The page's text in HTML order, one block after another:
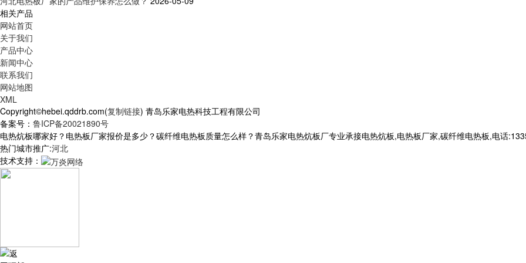
相关产品
网站首页
关于我们
产品中心
新闻中心
联系我们
网站地图
XML
Copyright©hebei.qddrb.com(复制链接) 青岛乐家电热科技工程有限公司
备案号： 鲁ICP备20021890号
电热炕板哪家好？电热板厂家报价是多少？碳纤维电热板质量怎么样？青岛乐家电热炕板厂专业承接电热炕板,电热板厂家,碳纤维电热板,电话
热门城市推广:河北
技术支持：